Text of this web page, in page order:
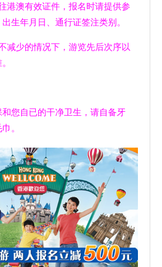
港澳有效证件，报名时请提供参
生年月日、通行证签注类别。
减少的情况下，游览先后次序以
和您自已的干净卫生，请自备牙
。